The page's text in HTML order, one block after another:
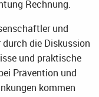
Rechnung.
und
die Diskussion
und praktische
Prävention und
kommen